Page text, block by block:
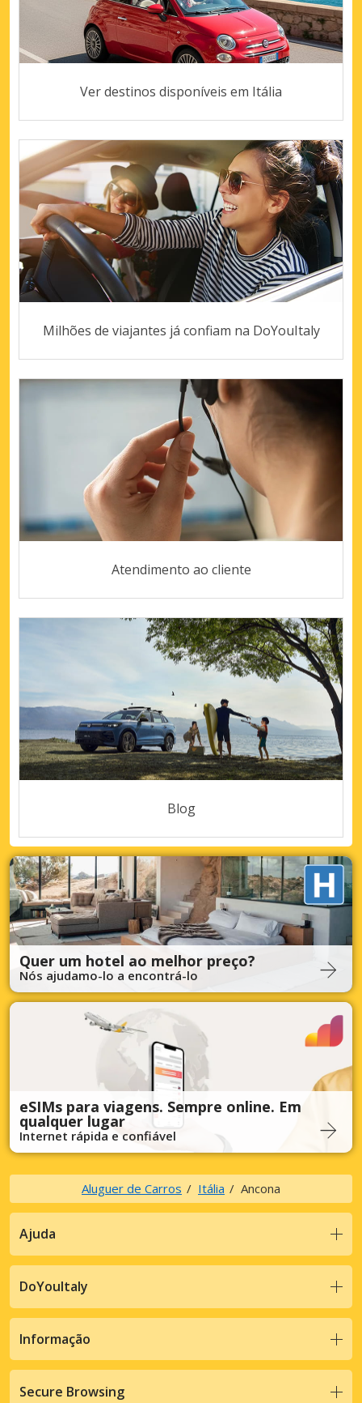
Ver destinos disponíveis em Itália
Milhões de viajantes já confiam na DoYouItaly
Atendimento ao cliente
Blog
Quer um hotel ao melhor preço?
Nós ajudamo-lo a encontrá-lo
eSIMs para viagens. Sempre online. Em
qualquer lugar
Internet rápida e confiável
Aluguer de Carros Itália Ancona
Ajuda
DoYouItaly
Informação
Secure Browsing